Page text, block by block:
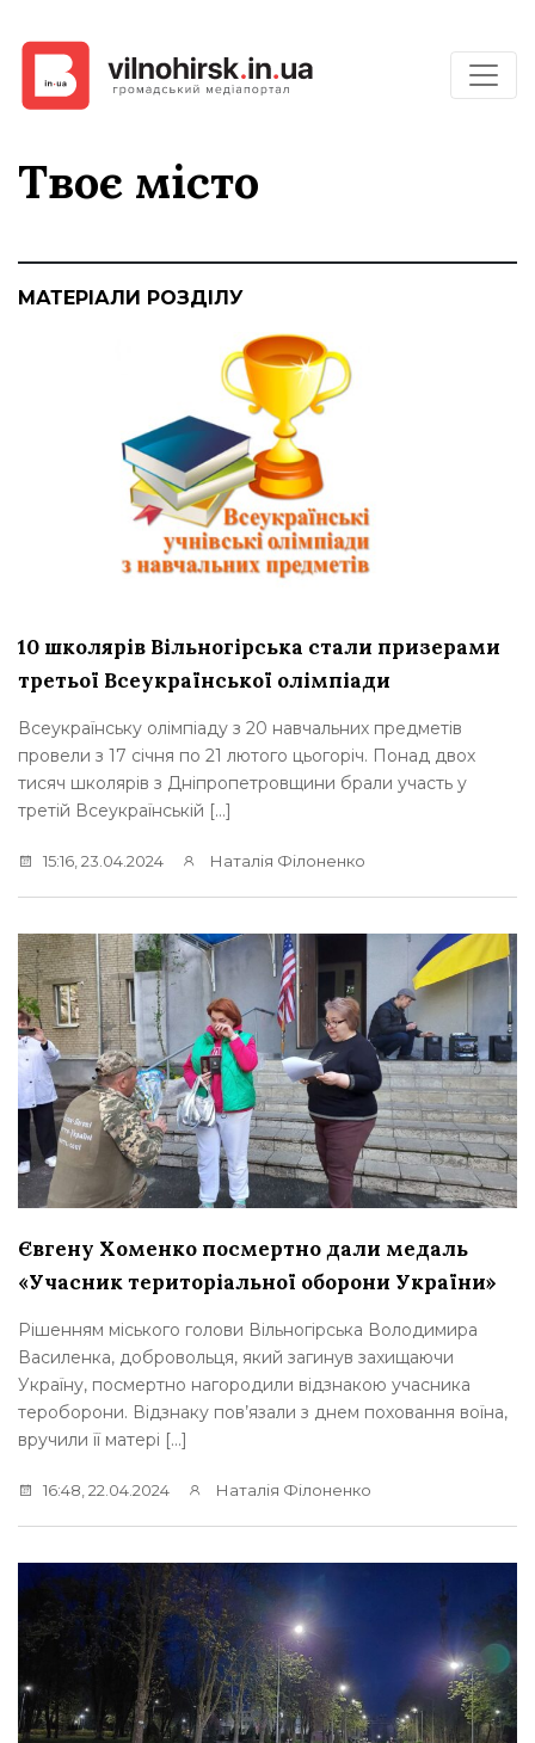
Твоє місто
МАТЕРІАЛИ РОЗДІЛУ
10 школярів Вільногірська стали призерами
третьої Всеукраїнської олімпіади
Всеукраїнську олімпіаду з 20 навчальних предметів
провели з 17 січня по 21 лютого цьогоріч. Понад двох
тисяч школярів з Дніпропетровщини брали участь у
третій Всеукраїнській […]
15:16, 23.04.2024 Наталія Філоненко
Євгену Хоменко посмертно дали медаль
«Учасник територіальної оборони України»
Рішенням міського голови Вільногірська Володимира
Василенка, добровольця, який загинув захищаючи
Україну, посмертно нагородили відзнакою учасника
тероборони. Відзнаку пов’язали з днем поховання воїна,
вручили її матері […]
16:48, 22.04.2024 Наталія Філоненко